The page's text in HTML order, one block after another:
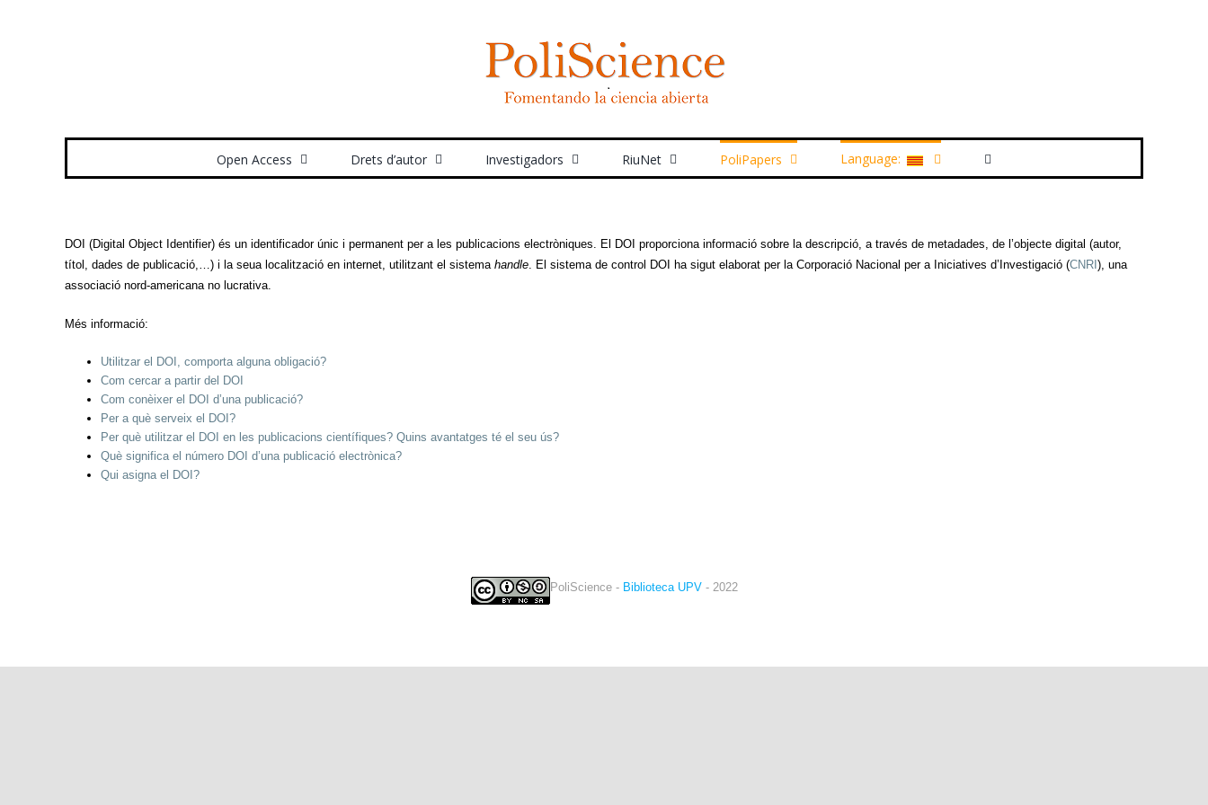
Open Access Drets d’autor Investigadors RiuNet PoliPapers Language:
DOI (Digital Object Identifier) és un identificador únic i permanent per a les publicacions electròniques. El DOI proporciona informació sobre la descripció, a través de metadades, de l’objecte digital (autor,
títol, dades de publicació,…) i la seua localització en internet, utilitzant el sistema handle. El sistema de control DOI ha sigut elaborat per la Corporació Nacional per a Iniciatives d’Investigació (CNRI ), una
associació nord-americana no lucrativa.
Més informació:
Utilitzar el DOI, comporta alguna obligació?
Com cercar a partir del DOI
Com conèixer el DOI d’una publicació?
Per a què serveix el DOI?
Per què utilitzar el DOI en les publicacions científiques? Quins avantatges té el seu ús?
Què significa el número DOI d’una publicació electrònica?
Qui asigna el DOI?
PoliScience - Biblioteca UPV- 2022